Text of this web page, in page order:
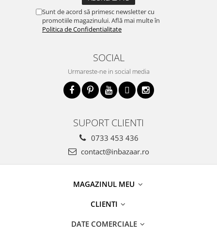
Sunt de acord să primesc newsletter cu
promotiile magazinului. Află mai multe în
Politica de Confidentialitate
SOCIAL
Urmareste-ne in social media
SUPORT CLIENTI
0733 453 436
contact@inbazaar.ro
MAGAZINUL MEU
CLIENTI
DATE COMERCIALE